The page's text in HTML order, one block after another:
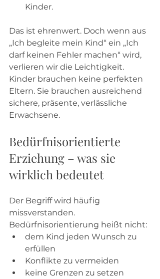
Kinder.
Das ist ehrenwert. Doch wenn aus
„Ich begleite mein Kind“ ein „Ich
darf keinen Fehler machen“ wird,
verlieren wir die Leichtigkeit.
Kinder brauchen keine perfekten
Eltern. Sie brauchen ausreichend
sichere, präsente, verlässliche
Erwachsene.
Bedürfnisorientierte
Erziehung – was sie
wirklich bedeutet
Der Begriff wird häufig
missverstanden.
Bedürfnisorientierung heißt nicht:
dem Kind jeden Wunsch zu
erfüllen
Konflikte zu vermeiden
keine Grenzen zu setzen